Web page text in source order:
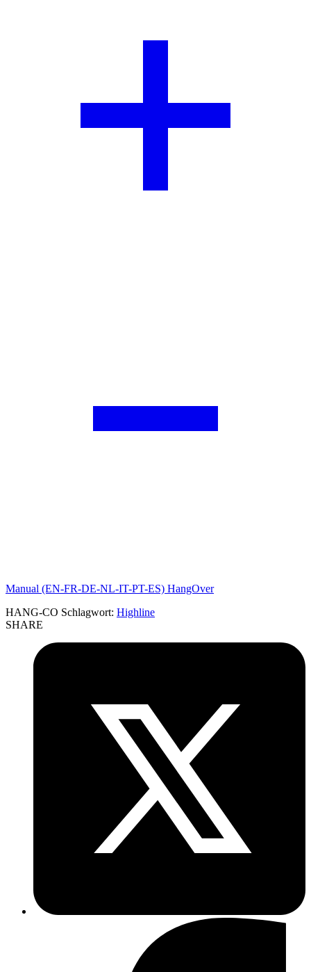
Manual (EN-FR-DE-NL-IT-PT-ES) HangOver
HANG-CO Schlagwort: Highline
SHARE